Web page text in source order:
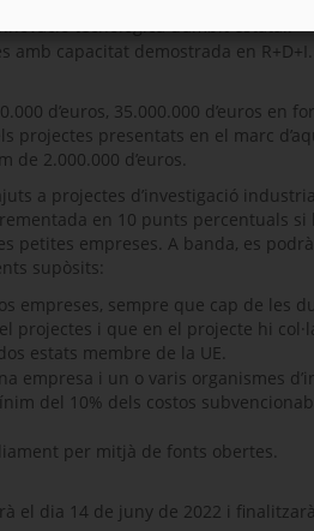
tecnològica d’àmbit estatal.
amb capacitat demostrada en R+D+I.
d’euros, 35.000.000 d’euros en
projectes presentats en el marc
de 2.000.000 d’euros.
a projectes d’investigació
en 10 punts percentuals si
petites empreses. A banda, es
supòsits:
empreses, sempre que cap de les
projectes i que en el projecte hi
estats membre de la UE.
empresa i un o varis organismes
del 10% dels costos
per mitjà de fonts obertes.
el dia 14 de juny de 2022 i